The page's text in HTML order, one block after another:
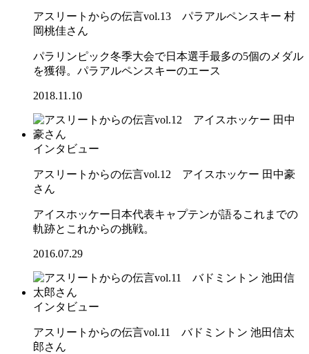
アスリートからの伝言vol.13 パラアルペンスキー 村
岡桃佳さん
パラリンピック冬季大会で日本選手最多の5個のメダル
を獲得。パラアルペンスキーのエース
2018.11.10
インタビュー
アスリートからの伝言vol.12 アイスホッケー 田中豪
さん
アイスホッケー日本代表キャプテンが語るこれまでの
軌跡とこれからの挑戦。
2016.07.29
インタビュー
アスリートからの伝言vol.11 バドミントン 池田信太
郎さん